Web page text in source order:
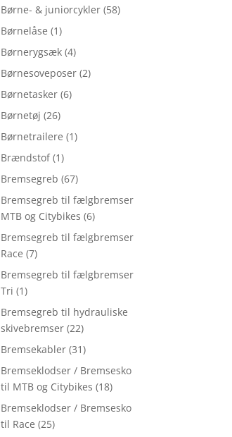
Børne- & juniorcykler (58)
Børnelåse (1)
Børnerygsæk (4)
Børnesoveposer (2)
Børnetasker (6)
Børnetøj (26)
Børnetrailere (1)
Brændstof (1)
Bremsegreb (67)
Bremsegreb til fælgbremser
MTB og Citybikes (6)
Bremsegreb til fælgbremser
Race (7)
Bremsegreb til fælgbremser
Tri (1)
Bremsegreb til hydrauliske
skivebremser (22)
Bremsekabler (31)
Bremseklodser / Bremsesko
til MTB og Citybikes (18)
Bremseklodser / Bremsesko
til Race (25)